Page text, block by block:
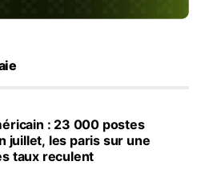
: 23 000 postes
juillet, les paris sur une
taux reculent